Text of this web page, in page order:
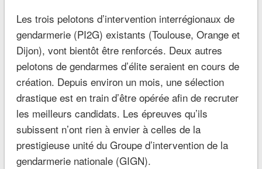
Les trois pelotons d’intervention interrégionaux de
gendarmerie (PI2G) existants (Toulouse, Orange et
Dijon), vont bientôt être renforcés. Deux autres
pelotons de gendarmes d’élite seraient en cours de
création. Depuis environ un mois, une sélection
drastique est en train d’être opérée afin de recruter
les meilleurs candidats. Les épreuves qu’ils
subissent n’ont rien à envier à celles de la
prestigieuse unité du Groupe d’intervention de la
gendarmerie nationale (GIGN).